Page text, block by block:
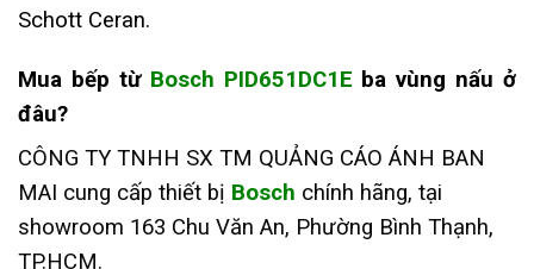
Schott Ceran.
Mua bếp từ Bosch PID651DC1E ba vùng nấu ở
đâu?
CÔNG TY TNHH SX TM QUẢNG CÁO ÁNH BAN
MAI cung cấp thiết bị Bosch chính hãng, tại
showroom 163 Chu Văn An, Phường Bình Thạnh,
TP.HCM.